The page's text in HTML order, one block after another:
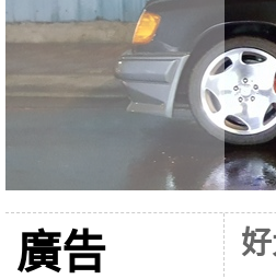
廣告